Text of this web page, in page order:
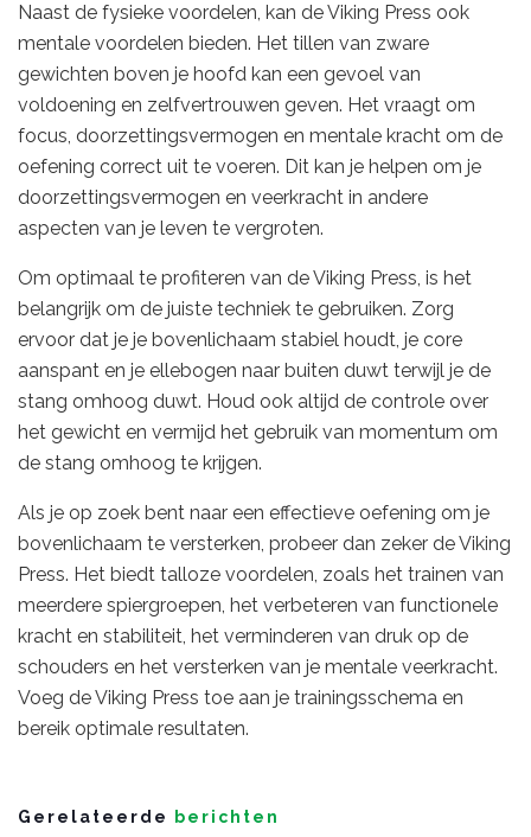
Naast de fysieke voordelen, kan de Viking Press ook
mentale voordelen bieden. Het tillen van zware
gewichten boven je hoofd kan een gevoel van
voldoening en zelfvertrouwen geven. Het vraagt om
focus, doorzettingsvermogen en mentale kracht om de
oefening correct uit te voeren. Dit kan je helpen om je
doorzettingsvermogen en veerkracht in andere
aspecten van je leven te vergroten.
Om optimaal te profiteren van de Viking Press, is het
belangrijk om de juiste techniek te gebruiken. Zorg
ervoor dat je je bovenlichaam stabiel houdt, je core
aanspant en je ellebogen naar buiten duwt terwijl je de
stang omhoog duwt. Houd ook altijd de controle over
het gewicht en vermijd het gebruik van momentum om
de stang omhoog te krijgen.
Als je op zoek bent naar een effectieve oefening om je
bovenlichaam te versterken, probeer dan zeker de Viking
Press. Het biedt talloze voordelen, zoals het trainen van
meerdere spiergroepen, het verbeteren van functionele
kracht en stabiliteit, het verminderen van druk op de
schouders en het versterken van je mentale veerkracht.
Voeg de Viking Press toe aan je trainingsschema en
bereik optimale resultaten.
Gerelateerde berichten